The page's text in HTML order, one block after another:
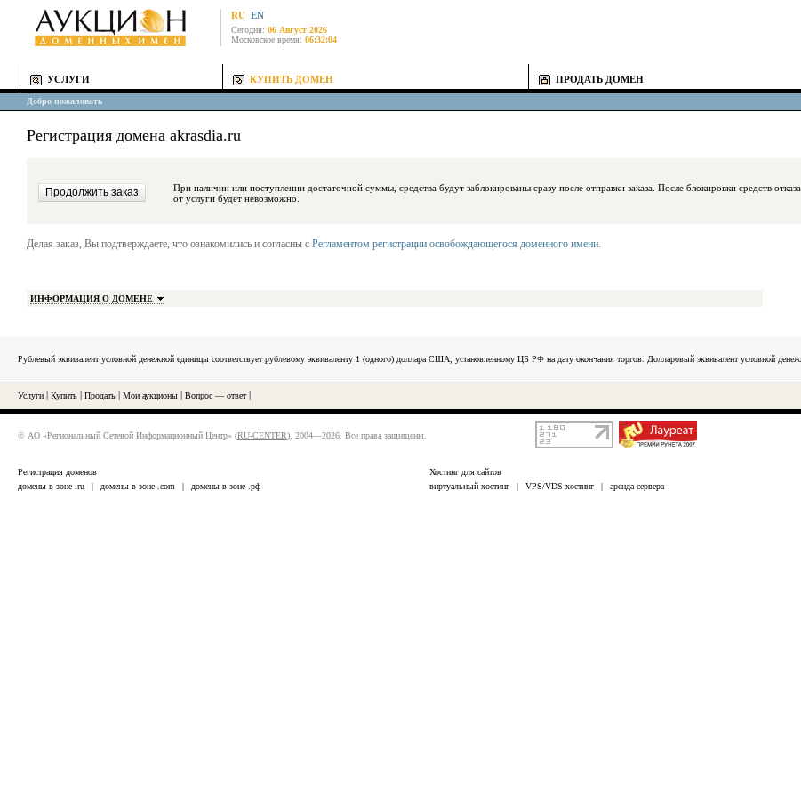
RU EN
Сегодня: 06 Август 2026
Московское время: 06:32:04
УСЛУГИ КУПИТЬ ДОМЕН ПРОДАТЬ ДОМЕН
Добро пожаловать
Регистрация домена akrasdia.ru
При наличии или поступлении достаточной суммы, средства будут заблокированы сразу после отправки заказа. После блокировки средств отказаться
от услуги будет невозможно.
Делая заказ, Вы подтверждаете, что ознакомились и согласны с Регламентом регистрации освобождающегося доменного имени.
ИНФОРМАЦИЯ О ДОМЕНЕ
Рублевый эквивалент условной денежной единицы соответствует рублевому эквиваленту 1 (одного) доллара США, установленному ЦБ РФ на дату окончания торгов. Долларовый эквивалент условной
Услуги Купить Продать Мои аукционы Вопрос — ответ|
© АО «Региональный Сетевой Информационный Центр» (RU-CENTER), 2004—2026. Все права защищены.
Регистрация доменов
домены в зоне .ru
| домены в зоне .com | домены в зоне .рф
Хостинг для сайтов
виртуальный хостинг
| VPS/VDS хостинг | аренда сервера